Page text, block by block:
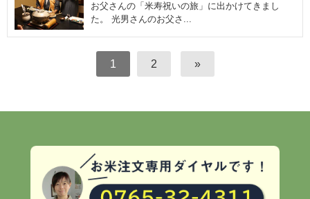
お父さんの「米寿祝いの旅」に出かけてきまし
た。 光男さんのお父さ...
1 2 »